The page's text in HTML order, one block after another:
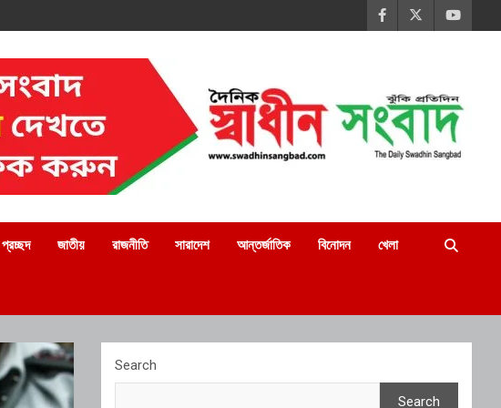
প্রচ্ছদ জাতীয় রাজনীতি সারাদেশ আন্তর্জাতিক বিনোদন খেলা
Search
Search